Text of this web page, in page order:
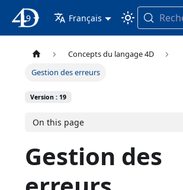
4D Documentation
19 Français
Concepts du langage 4D
Gestion des erreurs
Version : 19
On this page
Gestion des